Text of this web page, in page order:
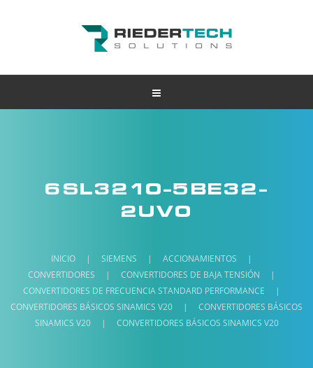
6SL3210-5BE32-
2UV0
INICIO | SIEMENS | ACCIONAMIENTOS
|
CONVERTIDORES
| CONVERTIDORES DE BAJA TENSIÓN
|
CONVERTIDORES DE FRECUENCIA STANDARD PERFORMANCE
|
CONVERTIDORES BÁSICOS SINAMICS V20
|
CONVERTIDORES BÁSICOS
SINAMICS V20
| CONVERTIDORES BÁSICOS SINAMICS V20